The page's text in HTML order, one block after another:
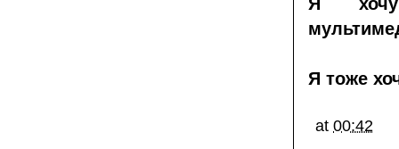
Я тоже
at 00:42